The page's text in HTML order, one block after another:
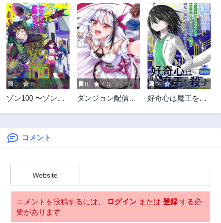
第7話
7ヶ月前
第6話
8ヶ月前
第5話
8ヶ月前
第4話
8ヶ月前
第3話
8ヶ月前
第2話
8ヶ月前
第1話
9ヶ月前
0 6
ゾン100 〜ゾンビ
0 4.3
ダンジョン配信を
伝説の探索者とし
いた《ルール無
双～
0 7.7
好奇心は魔王を殺
コメント
Website
コメントを投稿するには、 ログイン または 登録する必
要があります